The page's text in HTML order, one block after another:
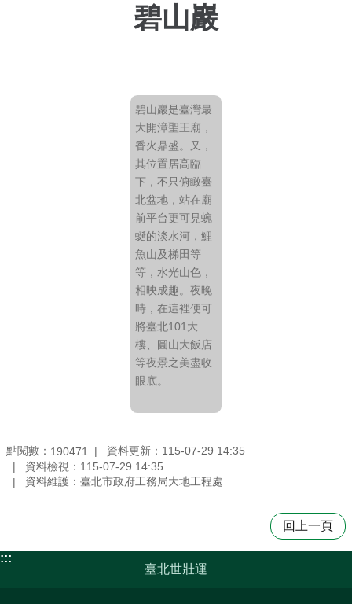
碧山巖
碧山巖是臺灣最
大開漳聖王廟，
香火鼎盛。又，
其位置居高臨
下，不只俯瞰臺
北盆地，站在廟
前平台更可見蜿
蜒的淡水河，鯉
魚山及梯田等
等，水光山色，
相映成趣。夜晚
時，在這裡便可
將臺北101大
樓、圓山大飯店
等夜景之美盡收
眼底。
點閱數： 190471
資料更新：115-07-29 14:35
資料檢視：115-07-29 14:35
資料維護：臺北市政府工務局大地工程處
回上一頁
:::
臺北世壯運